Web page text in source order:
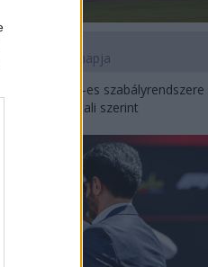
2 napja
lehet a jövő F1-es szabályrendszere
Domenicali szerint